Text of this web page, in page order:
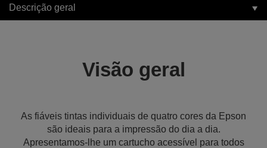
Descrição geral
Visão geral
As fiáveis tintas individuais de quatro cores da Epson
são ideais para a impressão do dia a dia.
Apresentamos-lhe um cartucho acessível para todos